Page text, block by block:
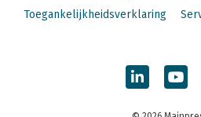
Toegankelijkheidsverklaring